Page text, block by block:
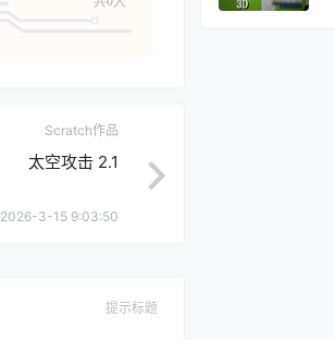
Scratch作品
太空攻击 2.1
2026-3-15 9:03:50
提示标题